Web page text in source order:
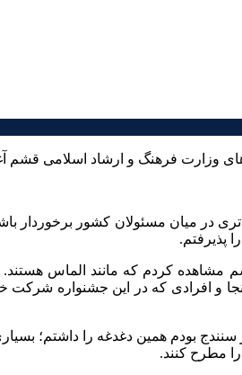
وزارت فرهنگ و ارشاد اسلامی قشم
در میان مسئولان کشور برخوردار
پذیرفتم.
مشاهده کردم که مانند الماس هستند.
اینجا و افرادی که در این جشنواره
بودم همین دغدغه را داشتم؛
مطرح کنند.